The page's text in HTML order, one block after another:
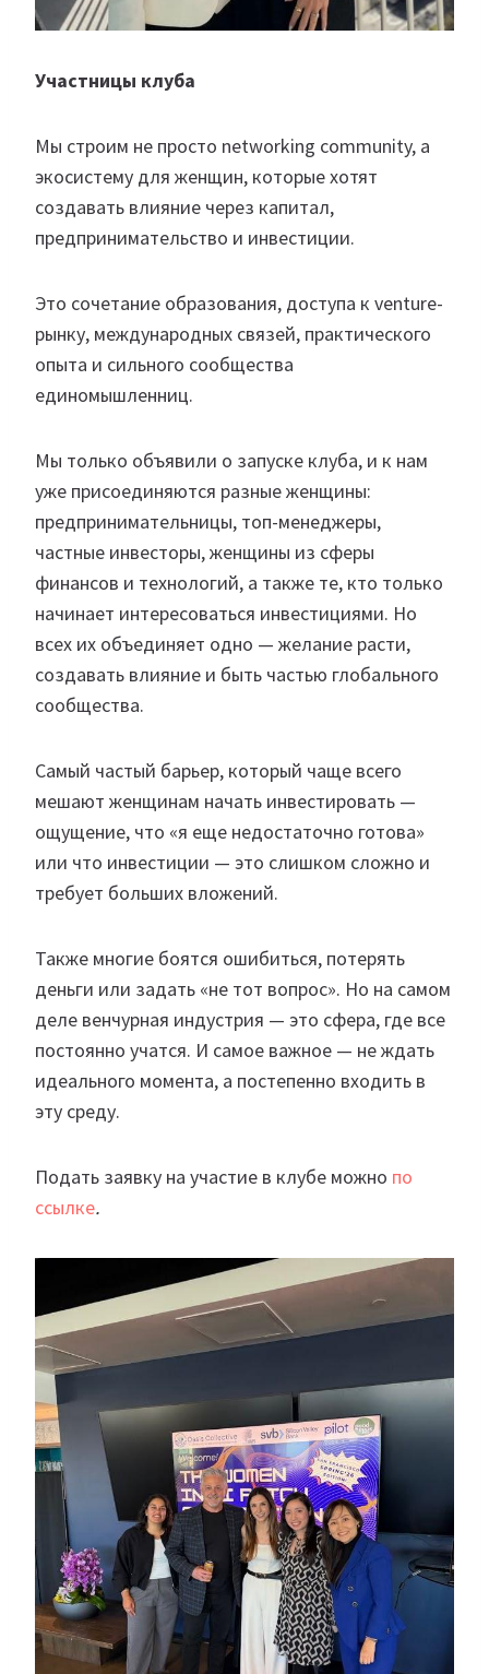
Участницы клуба
Мы строим не просто networking community, а
экосистему для женщин, которые хотят
создавать влияние через капитал,
предпринимательство и инвестиции.
Это сочетание образования, доступа к venture-
рынку, международных связей, практического
опыта и сильного сообщества
единомышленниц.
Мы только объявили о запуске клуба, и к нам
уже присоединяются разные женщины:
предпринимательницы, топ-менеджеры,
частные инвесторы, женщины из сферы
финансов и технологий, а также те, кто только
начинает интересоваться инвестициями. Но
всех их объединяет одно — желание расти,
создавать влияние и быть частью глобального
сообщества.
Самый частый барьер, который чаще всего
мешают женщинам начать инвестировать —
ощущение, что «я еще недостаточно готова»
или что инвестиции — это слишком сложно и
требует больших вложений.
Также многие боятся ошибиться, потерять
деньги или задать «не тот вопрос». Но на самом
деле венчурная индустрия — это сфера, где все
постоянно учатся. И самое важное — не ждать
идеального момента, а постепенно входить в
эту среду.
Подать заявку на участие в клубе можно по
ссылке.